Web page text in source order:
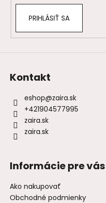
PRIHLÁSIŤ SA
Kontakt
eshop@zaira.sk
+421904577995
zaira.sk
zaira.sk
Informácie pre vás
Ako nakupovať
Obchodné podmienky